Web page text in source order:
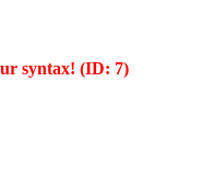
syntax! (ID: 7)